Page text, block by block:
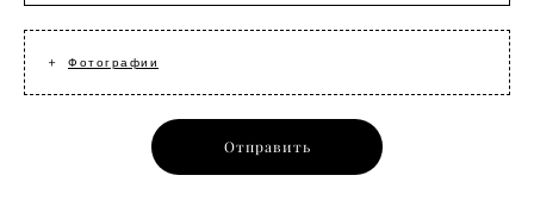
Фотографии
Отправить